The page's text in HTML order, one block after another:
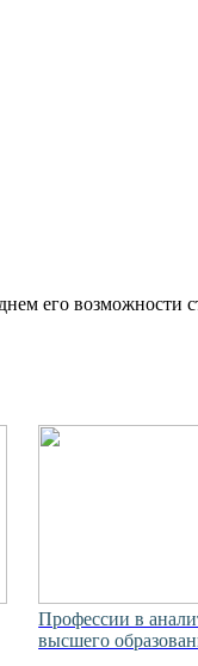
его возможности
Профессии в
высшего